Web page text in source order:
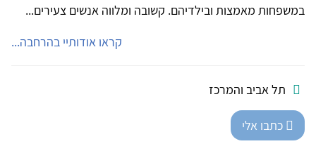
במשפחות מאמצות ובילדיהם. קשובה ומלווה אנשים צעירים...
קראו אודותיי בהרחבה...
תל אביב והמרכז
כתבו אלי